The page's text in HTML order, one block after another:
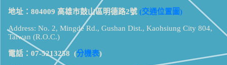
地址：804009 高雄市鼓山區明德路2號 (交通位置圖)
Address: No. 2, Mingde Rd., Gushan Dist., Kaohsiung City 804,
Taiwan (R.O.C.)
電話：07-5213258 (分機表)